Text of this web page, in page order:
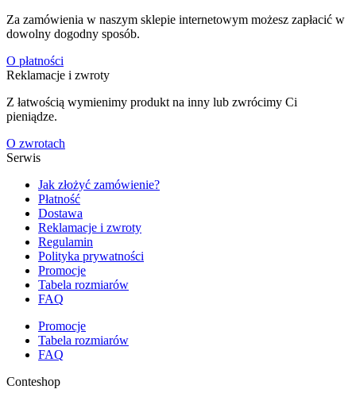
Za zamówienia w naszym sklepie internetowym możesz zapłacić w
dowolny dogodny sposób.
O płatności
Reklamacje i zwroty
Z łatwością wymienimy produkt na inny lub zwrócimy Ci
pieniądze.
O zwrotach
Serwis
Jak złożyć zamówienie?
Płatność
Dostawa
Reklamacje i zwroty
Regulamin
Polityka prywatności
Promocje
Tabela rozmiarów
FAQ
Promocje
Tabela rozmiarów
FAQ
Conteshop